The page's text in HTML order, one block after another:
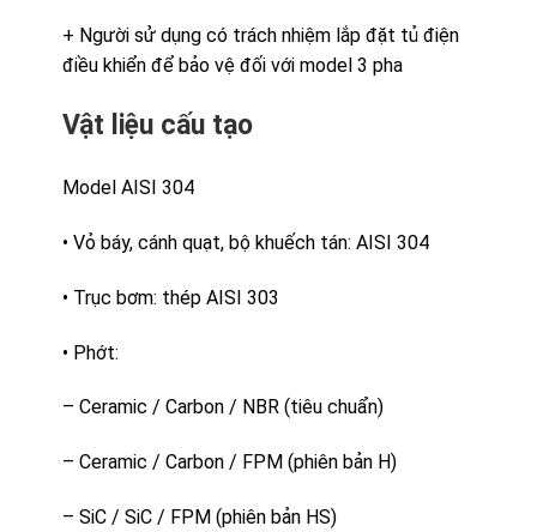
+ Người sử dụng có trách nhiệm lắp đặt tủ điện
điều khiển để bảo vệ đối với model 3 pha
Vật liệu cấu tạo
Model AISI 304
• Vỏ báy, cánh quạt, bộ khuếch tán: AISI 304
• Trục bơm: thép AISI 303
• Phớt:
– Ceramic / Carbon / NBR (tiêu chuẩn)
– Ceramic / Carbon / FPM (phiên bản H)
– SiC / SiC / FPM (phiên bản HS)